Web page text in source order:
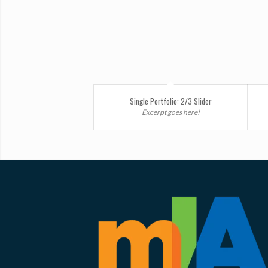
Single Portfolio: 2/3 Slider
Excerpt goes here!